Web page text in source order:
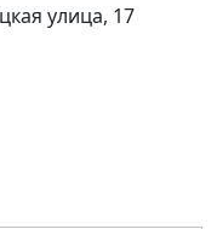
улица, 17